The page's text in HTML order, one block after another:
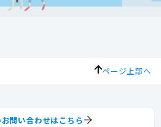
ページ上部へ
問い合わせはこちら